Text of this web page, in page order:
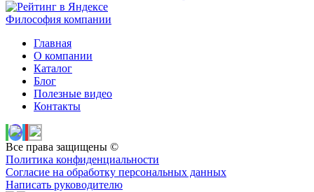
Философия компании
Главная
О компании
Каталог
Блог
Полезные видео
Контакты
Все права защищены ©
Политика конфиденциальности
Согласие на обработку персональных данных
Написать руководителю